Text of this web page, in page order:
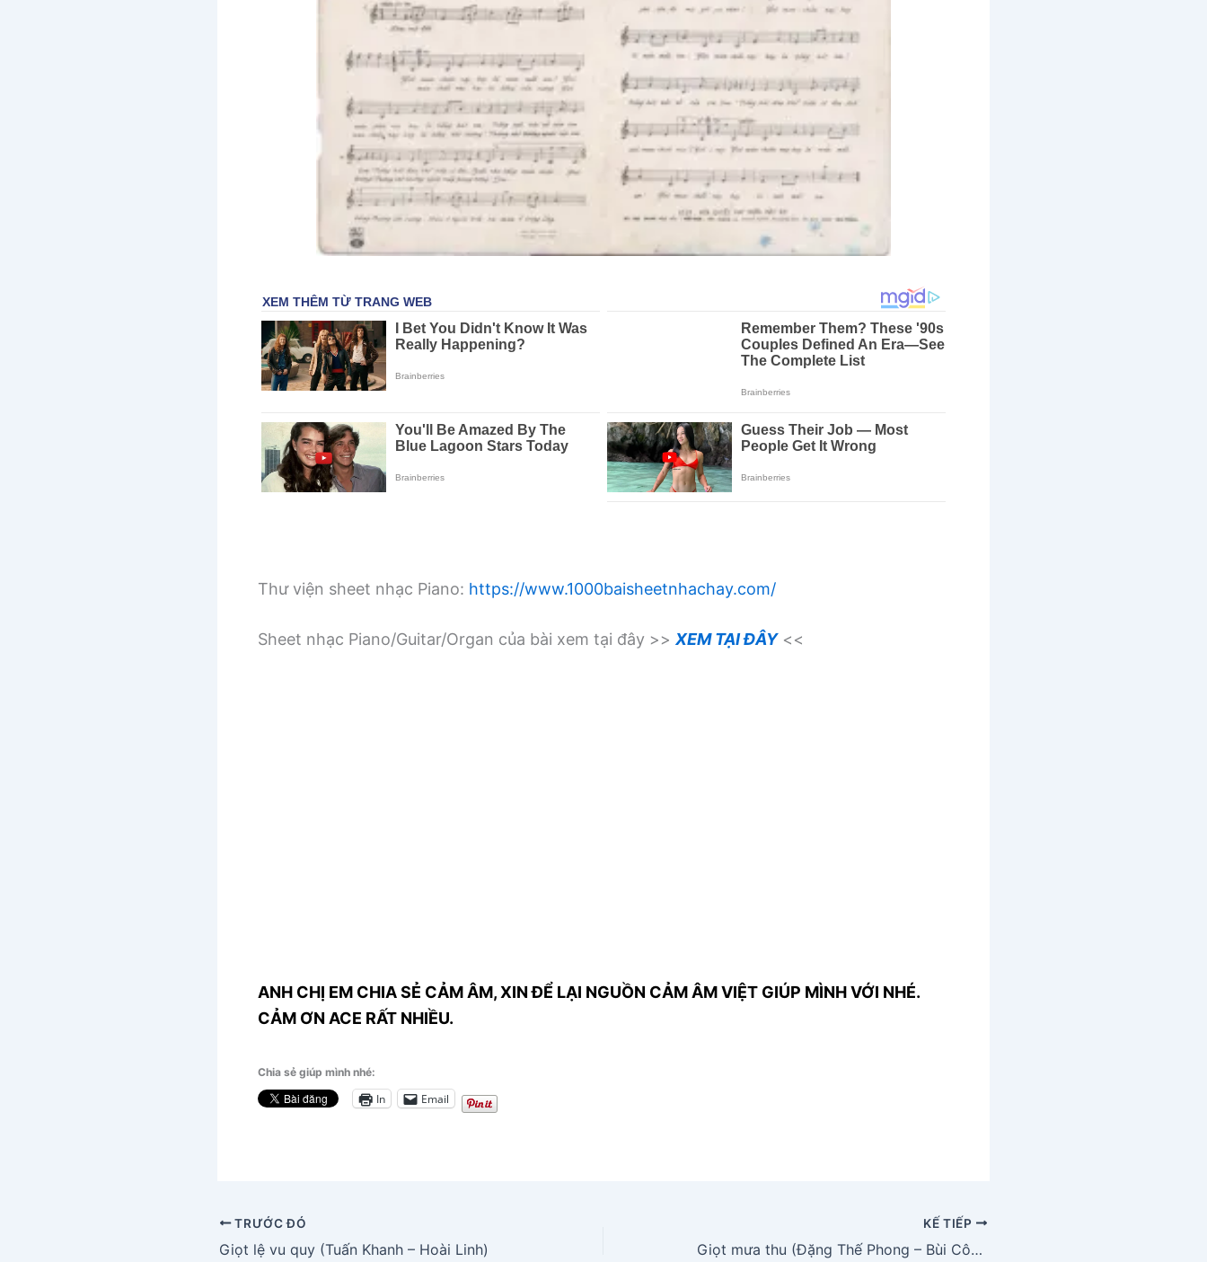
Thư viện sheet nhạc Piano: https://www.1000baisheetnhachay.com/
Sheet nhạc Piano/Guitar/Organ của bài xem tại đây >> XEM TẠI ĐÂY<<
ANH CHỊ EM CHIA SẺ CẢM ÂM, XIN ĐỂ LẠI NGUỒN CẢM ÂM VIỆT GIÚP MÌNH VỚI NHÉ.
CẢM ƠN ACE RẤT NHIỀU.
Chia sẻ giúp mình nhé:
In Email
TRƯỚC ĐÓ
Giọt lệ vu quy (Tuấn Khanh – Hoài Linh)
KẾ TIẾP
Giọt mưa thu (Đặng Thế Phong – Bùi Công Kỳ)